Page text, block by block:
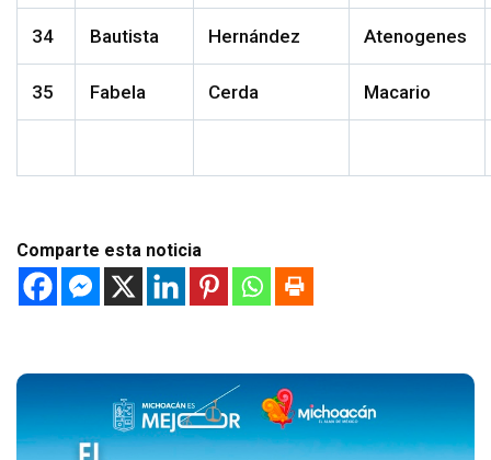
34 Bautista Hernández Atenogenes
35 Fabela Cerda Macario
Comparte esta noticia